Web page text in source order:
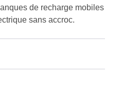
de recharge mobiles
sans accroc.